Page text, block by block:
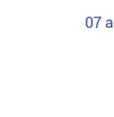
07